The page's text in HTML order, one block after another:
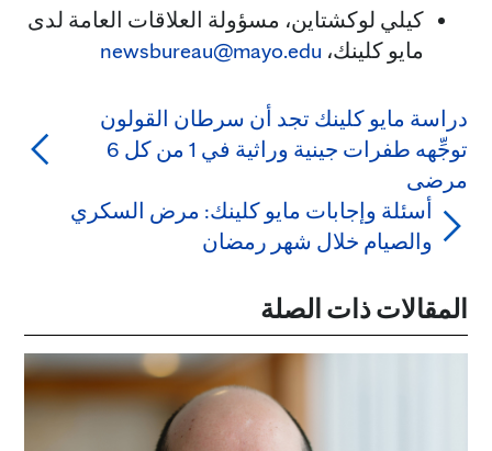
كيلي لوكشتاين، مسؤولة العلاقات العامة لدى
مايو كلينك، newsbureau@mayo.edu
دراسة مايو كلينك تجد أن سرطان القولون
توجِّهه طفرات جينية وراثية في 1 من كل 6
مرضى
أسئلة وإجابات مايو كلينك: مرض السكري
والصيام خلال شهر رمضان
المقالات ذات الصلة